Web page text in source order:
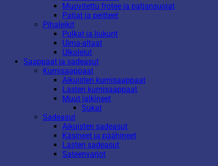
Muovitettu frotee ja patjansuojat
Patjat ja peitteet
Pihaleikit
Pulkat ja liukurit
Uima-altaat
Ulkolelut
Saappaat ja sadeasut
Kumisaappaat
Aikuisten kumisaappaat
Lasten kumisaappaat
Muut jalkineet
Sukat
Sadeasut
Aikuisten sadeasut
Käsineet ja päähineet
Lasten sadeasut
Sateenvarjot